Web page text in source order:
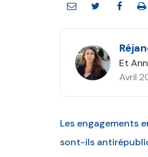
Et
Avril
Les engagements
sont-ils